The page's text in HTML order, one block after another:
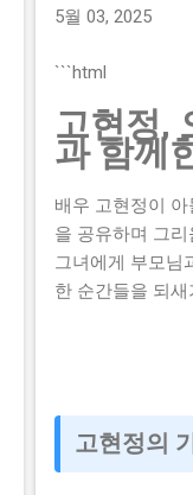
마지막으로,신청
에서는 2026년 -
겠습니다. 또한,
설명하겠습니다.
금 을 받으세요.
청 자격과 준비물
법 탈락하는 이유
업, 정말 받을 수
표로 합니다. 지원
원은 100개사 입
업과 비교 (예비
5월 03, 2025
```html
고현정,
과 함께
배우 고현정이
을 공유하며 그
그녀에게 부모님
한 순간들을 되새
고현정의